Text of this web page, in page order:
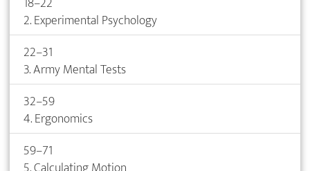
2. Experimental Psychology
22–31
3. Army Mental Tests
32–59
4. Ergonomics
59–71